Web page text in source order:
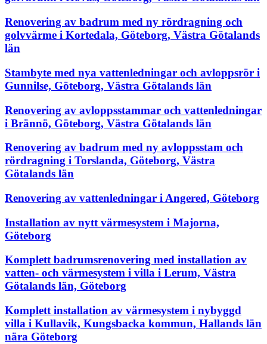
Renovering av badrum med ny rördragning och
golvvärme i Kortedala, Göteborg, Västra Götalands
län
Stambyte med nya vattenledningar och avloppsrör i
Gunnilse, Göteborg, Västra Götalands län
Renovering av avloppsstammar och vattenledningar
i Brännö, Göteborg, Västra Götalands län
Renovering av badrum med ny avloppsstam och
rördragning i Torslanda, Göteborg, Västra
Götalands län
Renovering av vattenledningar i Angered, Göteborg
Installation av nytt värmesystem i Majorna,
Göteborg
Komplett badrumsrenovering med installation av
vatten- och värmesystem i villa i Lerum, Västra
Götalands län, Göteborg
Komplett installation av värmesystem i nybyggd
villa i Kullavik, Kungsbacka kommun, Hallands län
nära Göteborg